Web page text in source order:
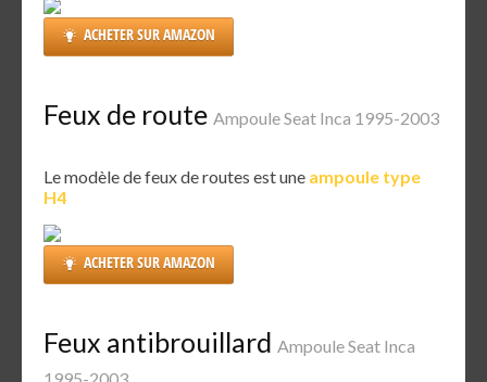
ACHETER SUR AMAZON
Feux de route Ampoule Seat Inca 1995-2003
Le modèle de feux de routes est une ampoule type
H4
ACHETER SUR AMAZON
Feux antibrouillard Ampoule Seat Inca